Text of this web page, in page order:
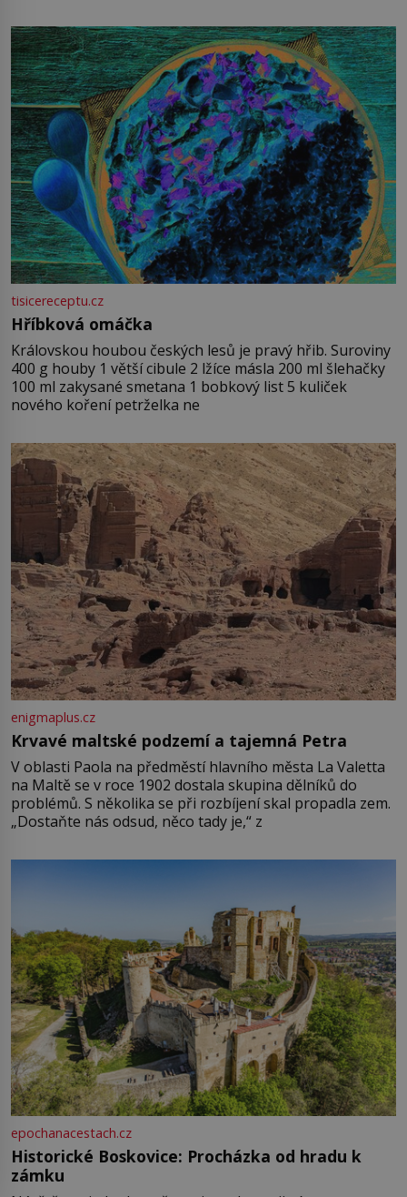
tisicereceptu.cz
Hříbková omáčka
Královskou houbou českých lesů je pravý hřib. Suroviny
400 g houby 1 větší cibule 2 lžíce másla 200 ml šlehačky
100 ml zakysané smetana 1 bobkový list 5 kuliček
nového koření petrželka ne
enigmaplus.cz
Krvavé maltské podzemí a tajemná Petra
V oblasti Paola na předměstí hlavního města La Valetta
na Maltě se v roce 1902 dostala skupina dělníků do
problémů. S několika se při rozbíjení skal propadla zem.
„Dostaňte nás odsud, něco tady je,“ z
epochanacestach.cz
Historické Boskovice: Procházka od hradu k
zámku